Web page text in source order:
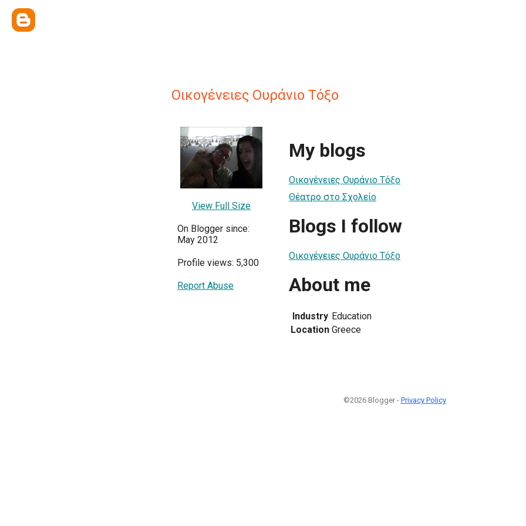
Οικογένειες Ουράνιο Τόξο
View Full Size
On Blogger since:
May 2012
Profile views: 5,300
Report Abuse
My blogs
Οικογένειες Ουράνιο Τόξο
Θέατρο στο Σχολείο
Blogs I follow
Οικογένειες Ουράνιο Τόξο
About me
Industry Education
Location Greece
©2026 Blogger - Privacy Policy